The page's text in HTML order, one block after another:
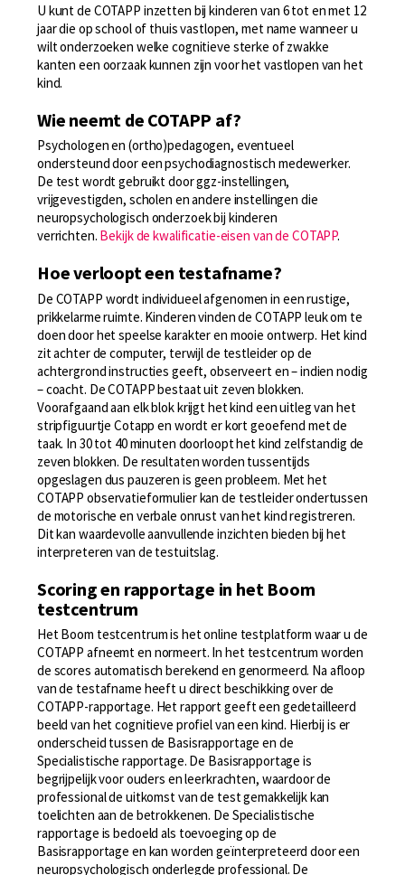
U kunt de COTAPP inzetten bij kinderen van 6 tot en met 12
jaar die op school of thuis vastlopen, met name wanneer u
wilt onderzoeken welke cognitieve sterke of zwakke
kanten een oorzaak kunnen zijn voor het vastlopen van het
kind.
Wie neemt de COTAPP af?
Psychologen en (ortho)pedagogen, eventueel
ondersteund door een psychodiagnostisch medewerker.
De test wordt gebruikt door ggz-instellingen,
vrijgevestigden, scholen en andere instellingen die
neuropsychologisch onderzoek bij kinderen
verrichten. Bekijk de kwalificatie-eisen van de COTAPP.
Hoe verloopt een testafname?
De COTAPP wordt individueel afgenomen in een rustige,
prikkelarme ruimte. Kinderen vinden de COTAPP leuk om te
doen door het speelse karakter en mooie ontwerp. Het kind
zit achter de computer, terwijl de testleider op de
achtergrond instructies geeft, observeert en – indien nodig
– coacht. De COTAPP bestaat uit zeven blokken.
Voorafgaand aan elk blok krijgt het kind een uitleg van het
stripfiguurtje Cotapp en wordt er kort geoefend met de
taak. In 30 tot 40 minuten doorloopt het kind zelfstandig de
zeven blokken. De resultaten worden tussentijds
opgeslagen dus pauzeren is geen probleem. Met het
COTAPP observatieformulier kan de testleider ondertussen
de motorische en verbale onrust van het kind registreren.
Dit kan waardevolle aanvullende inzichten bieden bij het
interpreteren van de testuitslag.
Scoring en rapportage in het Boom
testcentrum
Het Boom testcentrum is het online testplatform waar u de
COTAPP afneemt en normeert. In het testcentrum worden
de scores automatisch berekend en genormeerd. Na afloop
van de testafname heeft u direct beschikking over de
COTAPP-rapportage. Het rapport geeft een gedetailleerd
beeld van het cognitieve profiel van een kind. Hierbij is er
onderscheid tussen de Basisrapportage en de
Specialistische rapportage. De Basisrapportage is
begrijpelijk voor ouders en leerkrachten, waardoor de
professional de uitkomst van de test gemakkelijk kan
toelichten aan de betrokkenen. De Specialistische
rapportage is bedoeld als toevoeging op de
Basisrapportage en kan worden geïnterpreteerd door een
neuropsychologisch onderlegde professional. De